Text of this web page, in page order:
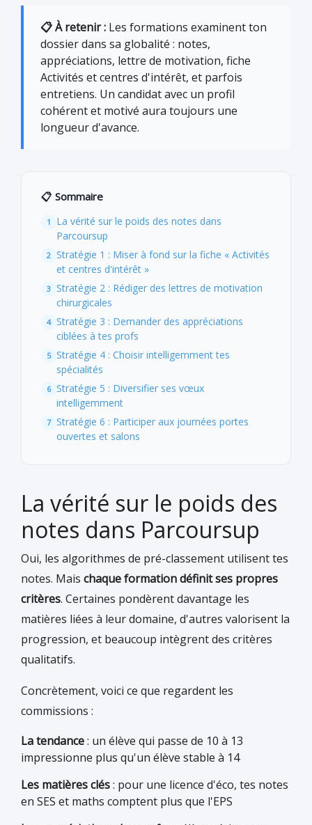
📋 À retenir : Les formations examinent ton
dossier dans sa globalité : notes,
appréciations, lettre de motivation, fiche
Activités et centres d'intérêt, et parfois
entretiens. Un candidat avec un profil
cohérent et motivé aura toujours une
longueur d'avance.
📋 Sommaire
La vérité sur le poids des notes dans
Parcoursup
Stratégie 1 : Miser à fond sur la fiche « Activités
et centres d'intérêt »
Stratégie 2 : Rédiger des lettres de motivation
chirurgicales
Stratégie 3 : Demander des appréciations
ciblées à tes profs
Stratégie 4 : Choisir intelligemment tes
spécialités
Stratégie 5 : Diversifier ses vœux
intelligemment
Stratégie 6 : Participer aux journées portes
ouvertes et salons
La vérité sur le poids des
notes dans Parcoursup
Oui, les algorithmes de pré-classement utilisent tes
notes. Mais chaque formation définit ses propres
critères. Certaines pondèrent davantage les
matières liées à leur domaine, d'autres valorisent la
progression, et beaucoup intègrent des critères
qualitatifs.
Concrètement, voici ce que regardent les
commissions :
La tendance: un élève qui passe de 10 à 13
impressionne plus qu'un élève stable à 14
Les matières clés: pour une licence d'éco, tes notes
en SES et maths comptent plus que l'EPS